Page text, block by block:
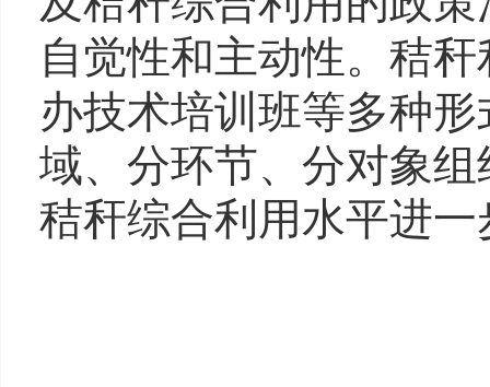
自觉性和主动性。 秸秆
办技术培训班等多种
域、分环节、分对象
秸秆综合利用水平进一